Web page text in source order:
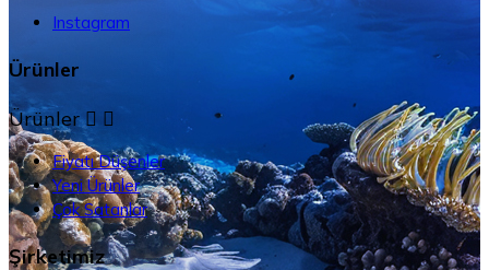
Instagram
Ürünler
Ürünler  
Fiyatı Düşenler
Yeni Ürünler
Çok Satanlar
Şirketimiz